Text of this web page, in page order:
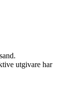
utgivare har